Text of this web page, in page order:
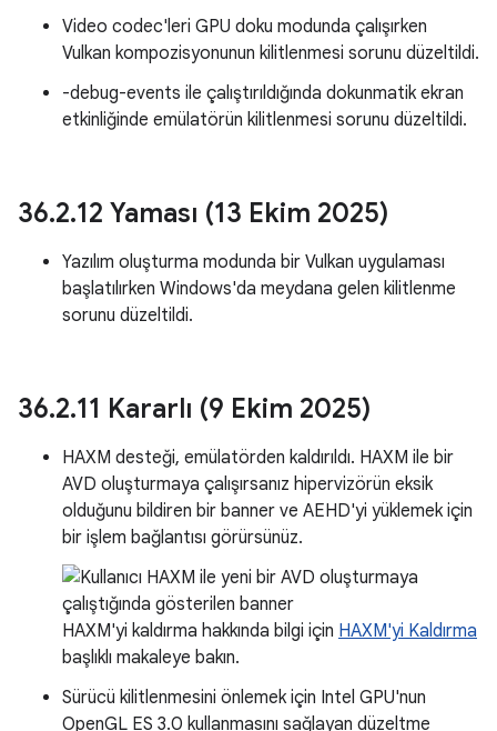
Video codec'leri GPU doku modunda çalışırken
Vulkan kompozisyonunun kilitlenmesi sorunu düzeltildi.
-debug-events ile çalıştırıldığında dokunmatik ekran
etkinliğinde emülatörün kilitlenmesi sorunu düzeltildi.
36.2.12 Yaması (13 Ekim 2025)
Yazılım oluşturma modunda bir Vulkan uygulaması
başlatılırken Windows'da meydana gelen kilitlenme
sorunu düzeltildi.
36.2.11 Kararlı (9 Ekim 2025)
HAXM desteği, emülatörden kaldırıldı. HAXM ile bir
AVD oluşturmaya çalışırsanız hipervizörün eksik
olduğunu bildiren bir banner ve AEHD'yi yüklemek için
bir işlem bağlantısı görürsünüz.
HAXM'yi kaldırma hakkında bilgi için HAXM'yi Kaldırma
başlıklı makaleye bakın.
Sürücü kilitlenmesini önlemek için Intel GPU'nun
OpenGL ES 3.0 kullanmasını sağlayan düzeltme